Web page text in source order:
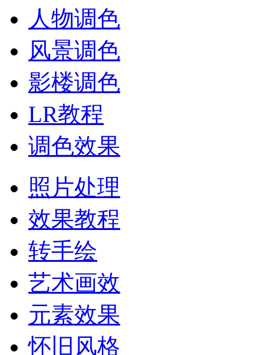
人物调色
风景调色
影楼调色
LR教程
调色效果
照片处理
效果教程
转手绘
艺术画效
元素效果
怀旧风格